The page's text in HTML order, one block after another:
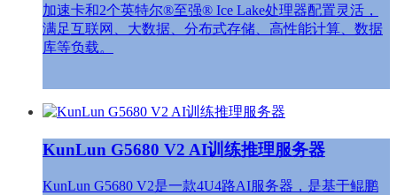
加速卡和2个英特尔®至强® Ice Lake处理器配置灵活，
满足互联网、大数据、分布式存储、高性能计算、数据
库等负载。
KunLun G5680 V2 AI训练推理服务器
KunLun G5680 V2是一款4U4路AI服务器，是基于鲲鹏